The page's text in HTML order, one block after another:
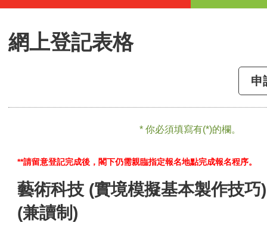
網上登記表格
申
* 你必須填寫有(*)的欄。
**請留意登記完成後，閣下仍需親臨指定報名地點完成報名程序。
藝術科技 (實境模擬基本製作技巧
(兼讀制)